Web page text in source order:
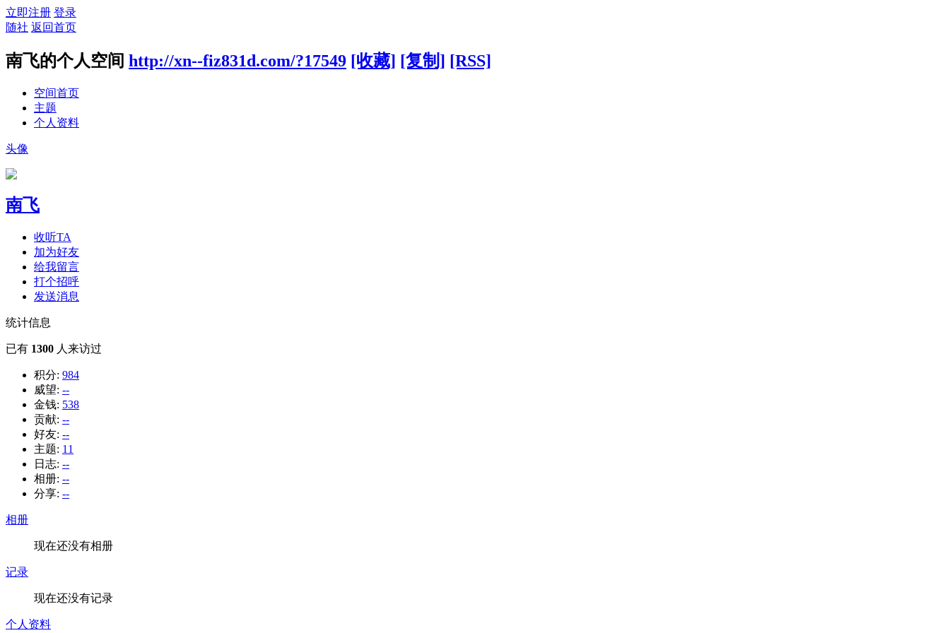
立即注册 登录
随社 返回首页
南飞的个人空间 http://xn--fiz831d.com/?17549 [收藏] [复制] [RSS]
空间首页
主题
个人资料
头像
南飞
收听TA
加为好友
给我留言
打个招呼
发送消息
统计信息
已有 1300 人来访过
积分: 984
威望: --
金钱: 538
贡献: --
好友: --
主题: 11
日志: --
相册: --
分享: --
相册
现在还没有相册
记录
现在还没有记录
个人资料